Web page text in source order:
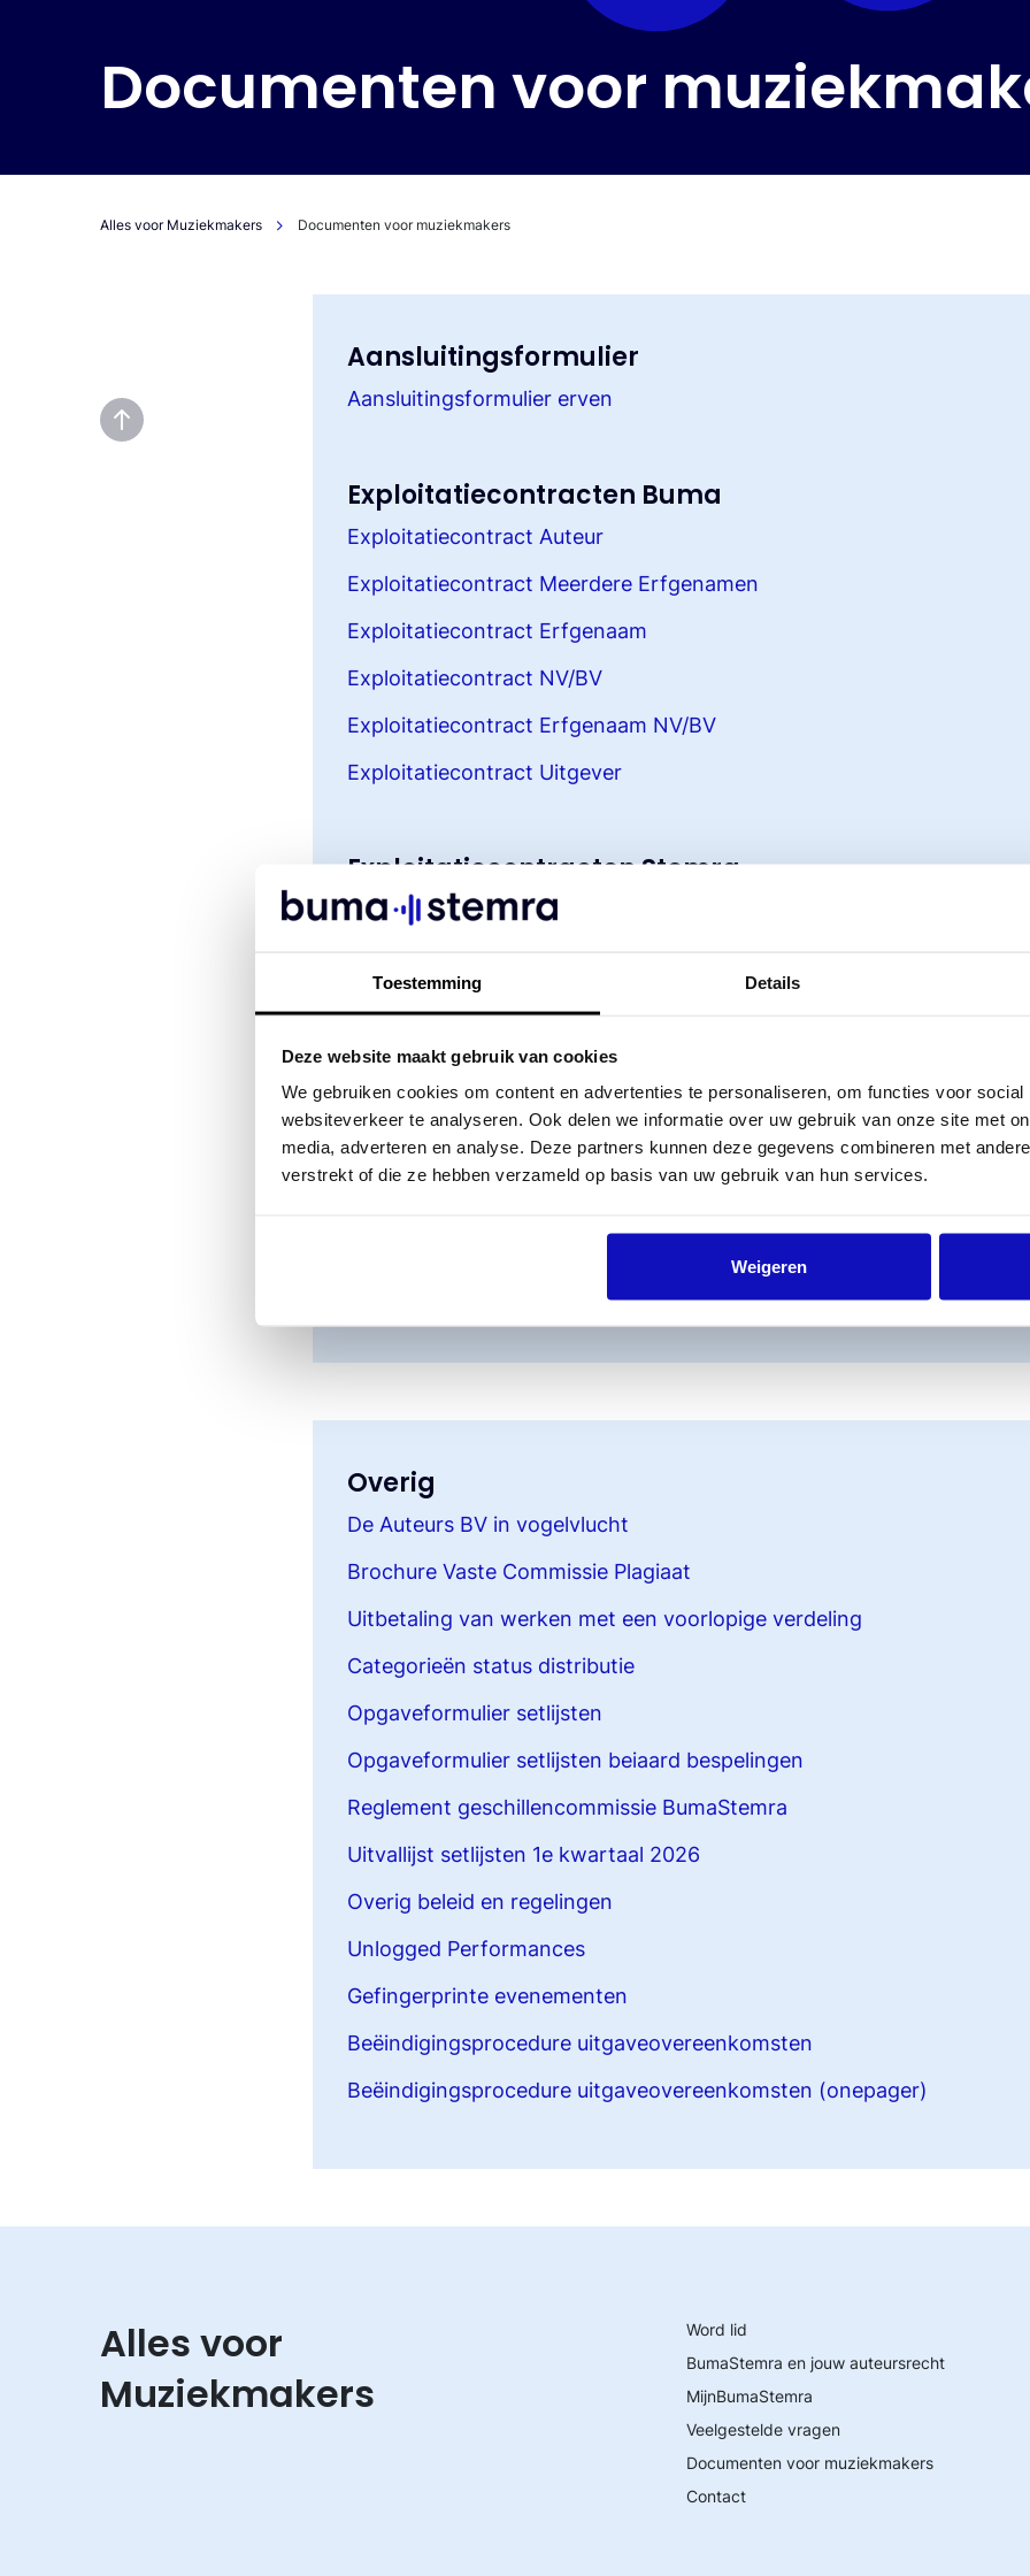
Toestemming Details
Deze website maakt gebruik van cookies
We gebruiken cookies om content en advertenties te personaliseren, om functies voor
websiteverkeer te analyseren. Ook delen we informatie over uw gebruik van onze site met
media, adverteren en analyse. Deze partners kunnen deze gegevens combineren met
verstrekt of die ze hebben verzameld op basis van uw gebruik van hun services.
Weigeren
Documenten voor
Alles voor Muziekmakers Documenten voor muziekmakers
Aansluitingsformulier
Aansluitingsformulier erven
Exploitatiecontracten Buma
Exploitatiecontract Auteur
Exploitatiecontract Meerdere Erfgenamen
Exploitatiecontract Erfgenaam
Exploitatiecontract NV/BV
Exploitatiecontract Erfgenaam NV/BV
Exploitatiecontract Uitgever
Exploitatiecontracten Stemra
Exploitatiecontract Auteur
Exploitatiecontract NV/BV
Exploitatiecontract Erfgenaam NV/BV
Exploitatiecontract Uitgever
Wijzigingsformulieren
Wijzigingsformulier exploitatie auteursrechten
Overig
De Auteurs BV in vogelvlucht
Brochure Vaste Commissie Plagiaat
Uitbetaling van werken met een voorlopige verdeling
Categorieën status distributie
Opgaveformulier setlijsten
Opgaveformulier setlijsten beiaard bespelingen
Reglement geschillencommissie BumaStemra
Uitvallijst setlijsten 1e kwartaal 2026
Overig beleid en regelingen
Unlogged Performances
Gefingerprinte evenementen
Beëindigingsprocedure uitgaveovereenkomsten
Beëindigingsprocedure uitgaveovereenkomsten (onepager)
Alles voor
Muziekmakers
Word lid
BumaStemra en jouw auteursrecht
MijnBumaStemra
Veelgestelde vragen
Documenten voor muziekmakers
Contact